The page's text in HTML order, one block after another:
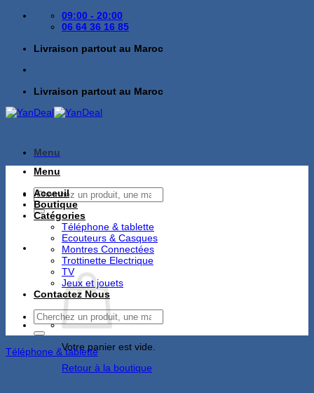
Passer
09:00 - 20:00
06 64 36 16 85
Livraison partout au Maroc
Livraison partout au Maroc
Menu
Recherche
pour :
Votre panier est vide.
Retour à la boutique
Menu
Acceuil
Boutique
Catégories
Téléphone & tablette
Ecouteurs & Casques
Montres Connectées
Trottinette Electrique
TV
Jeux et jouets
Contactez Nous
Recherche
pour :
Téléphone & tablette